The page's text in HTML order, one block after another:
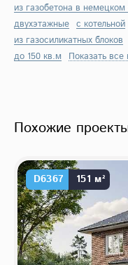
из газобетона в немецком
двухэтажные с котельной
из газосиликатных блоков
до 150 кв.м
Показать все
Похожие
D6367 151 м²